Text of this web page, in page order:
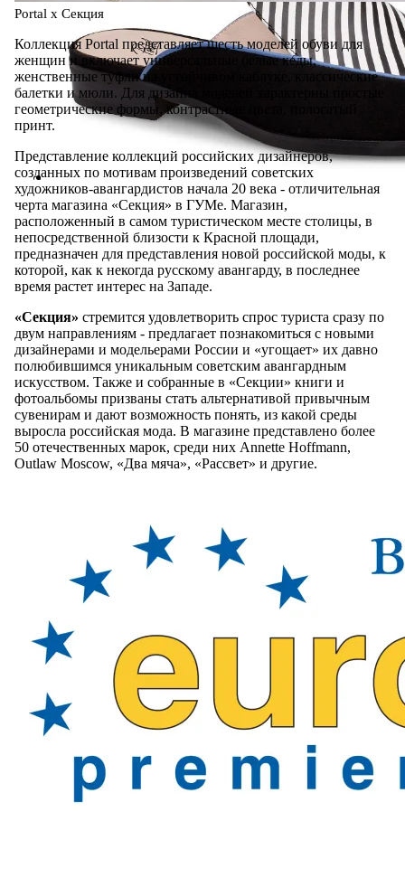
Portal x Секция
Коллекция Portal представляет шесть моделей обуви для
женщин и включает универсальные белые кеды,
женственные туфли на устойчивом каблуке, классические
балетки и мюли. Для дизайна моделей характерны простые
геометрические формы, контрастные цвета, полосатый
принт.
Представление коллекций российских дизайнеров,
созданных по мотивам произведений советских
художников-авангардистов начала 20 века - отличительная
черта магазина «Секция» в ГУМе. Магазин,
расположенный в самом туристическом месте столицы, в
непосредственной близости к Красной площади,
предназначен для представления новой российской моды, к
которой, как к некогда русскому авангарду, в последнее
время растет интерес на Западе.
«Секция» стремится удовлетворить спрос туриста сразу по
двум направлениям - предлагает познакомиться с новыми
дизайнерами и модельерами России и «угощает» их давно
полюбившимся уникальным советским авангардным
искусством. Также и собранные в «Секции» книги и
фотоальбомы призваны стать альтернативой привычным
сувенирам и дают возможность понять, из какой среды
выросла российская мода. В магазине представлено более
50 отечественных марок, среди них Annette Hoffmann,
Outlaw Moscow, «Два мяча», «Рассвет» и другие.